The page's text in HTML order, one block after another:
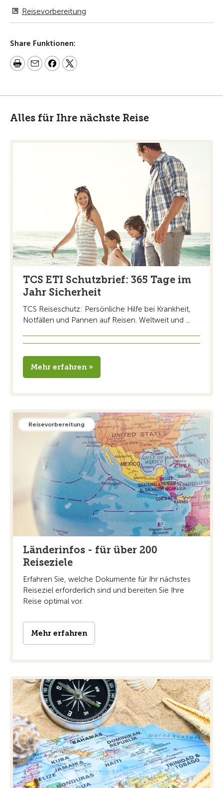
Reisevorbereitung
Share Funktionen:
Alles für Ihre nächste Reise
TCS ETI Schutzbrief: 365 Tage im
Jahr Sicherheit
TCS Reiseschutz: Persönliche Hilfe bei Krankheit,
Notfällen und Pannen auf Reisen. Weltweit und ...
Mehr erfahren »
Reisevorbereitung
Länderinfos - für über 200
Reiseziele
Erfahren Sie, welche Dokumente für Ihr nächstes
Reiseziel erforderlich sind und bereiten Sie Ihre
Reise optimal vor.
Mehr erfahren